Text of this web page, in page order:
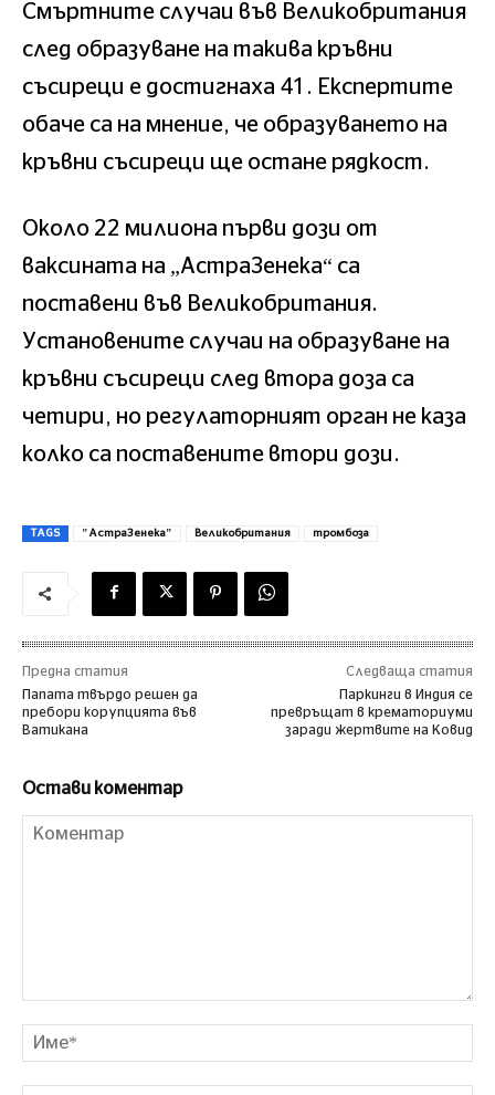
Смъртните случаи във Великобритания
след образуване на такива кръвни
съсиреци е достигнаха 41. Експертите
обаче са на мнение, че образуването на
кръвни съсиреци ще остане рядкост.
Около 22 милиона първи дози от
ваксината на „АстраЗенека“ са
поставени във Великобритания.
Установените случаи на образуване на
кръвни съсиреци след втора доза са
четири, но регулаторният орган не каза
колко са поставените втори дози.
TAGS "АстраЗенека" Великобритания тромбоза
Предна статия
Папата твърдо решен да
пребори корупцията във
Ватикана
Следваща статия
Паркинги в Индия се
превръщат в крематориуми
заради жертвите на Ковид
Остави коментар